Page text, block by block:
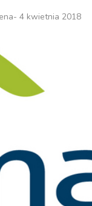
- 4 kwietnia 2018